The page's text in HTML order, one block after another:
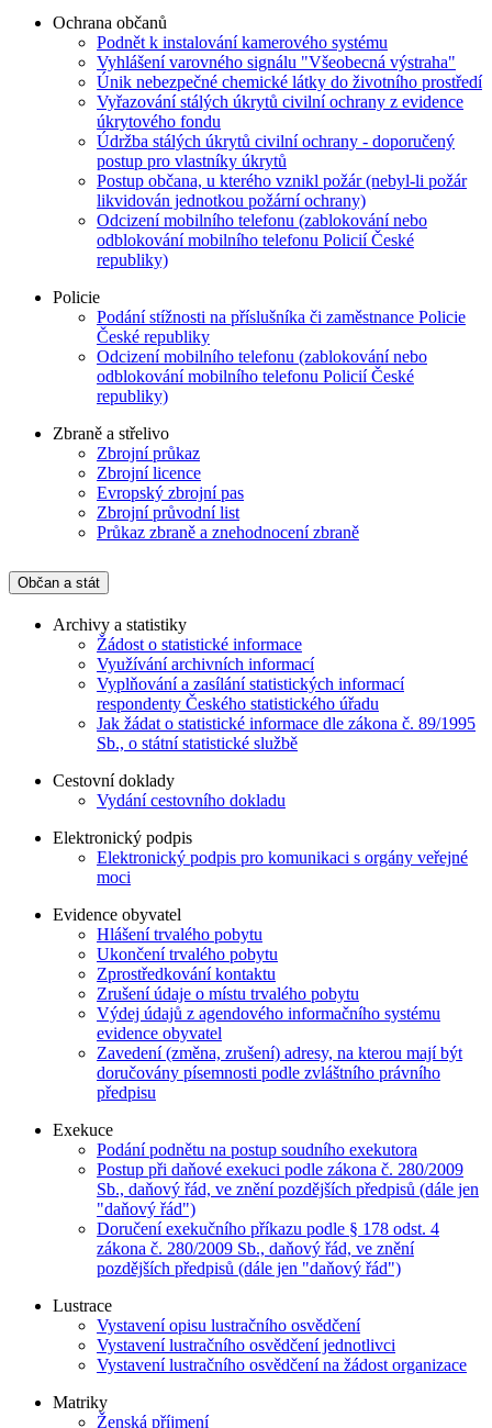
Ochrana občanů
Podnět k instalování kamerového systému
Vyhlášení varovného signálu "Všeobecná výstraha"
Únik nebezpečné chemické látky do životního prostředí
Vyřazování stálých úkrytů civilní ochrany z evidence
úkrytového fondu
Údržba stálých úkrytů civilní ochrany - doporučený
postup pro vlastníky úkrytů
Postup občana, u kterého vznikl požár (nebyl-li požár
likvidován jednotkou požární ochrany)
Odcizení mobilního telefonu (zablokování nebo
odblokování mobilního telefonu Policií České
republiky)
Policie
Podání stížnosti na příslušníka či zaměstnance Policie
České republiky
Odcizení mobilního telefonu (zablokování nebo
odblokování mobilního telefonu Policií České
republiky)
Zbraně a střelivo
Zbrojní průkaz
Zbrojní licence
Evropský zbrojní pas
Zbrojní průvodní list
Průkaz zbraně a znehodnocení zbraně
Občan a stát
Archivy a statistiky
Žádost o statistické informace
Využívání archivních informací
Vyplňování a zasílání statistických informací
respondenty Českého statistického úřadu
Jak žádat o statistické informace dle zákona č. 89/1995
Sb., o státní statistické službě
Cestovní doklady
Vydání cestovního dokladu
Elektronický podpis
Elektronický podpis pro komunikaci s orgány veřejné
moci
Evidence obyvatel
Hlášení trvalého pobytu
Ukončení trvalého pobytu
Zprostředkování kontaktu
Zrušení údaje o místu trvalého pobytu
Výdej údajů z agendového informačního systému
evidence obyvatel
Zavedení (změna, zrušení) adresy, na kterou mají být
doručovány písemnosti podle zvláštního právního
předpisu
Exekuce
Podání podnětu na postup soudního exekutora
Postup při daňové exekuci podle zákona č. 280/2009
Sb., daňový řád, ve znění pozdějších předpisů (dále jen
"daňový řád")
Doručení exekučního příkazu podle § 178 odst. 4
zákona č. 280/2009 Sb., daňový řád, ve znění
pozdějších předpisů (dále jen "daňový řád")
Lustrace
Vystavení opisu lustračního osvědčení
Vystavení lustračního osvědčení jednotlivci
Vystavení lustračního osvědčení na žádost organizace
Matriky
Ženská příjmení